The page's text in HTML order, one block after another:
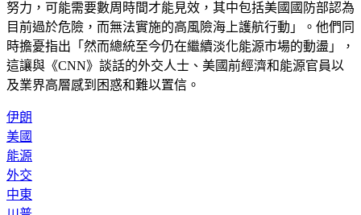
努力，可能需要數周時間才能見效，其中包括美國國防部認為
目前過於危險，而無法實施的高風險海上護航行動」。他們同
時擔憂指出「然而總統至今仍在繼續淡化能源市場的動盪」，
這讓與《CNN》談話的外交人士、美國前經濟和能源官員以
及業界高層感到困惑和難以置信。
伊朗
美國
能源
外交
中東